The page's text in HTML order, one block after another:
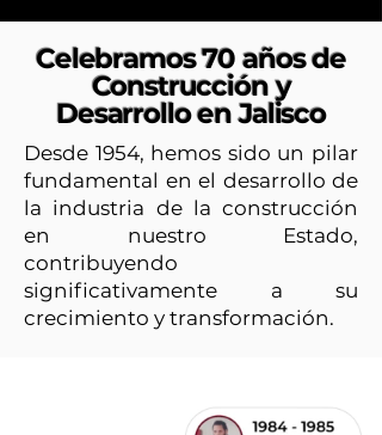
Celebramos 70 años de
Construcción y
Desarrollo en Jalisco
Desde 1954, hemos sido un pilar
fundamental en el desarrollo de
la industria de la construcción
en nuestro Estado,
contribuyendo
significativamente a su
crecimiento y transformación.